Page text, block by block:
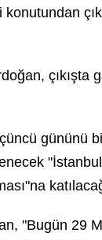
konutundan
çıkışta
gününü
"Bugün 29